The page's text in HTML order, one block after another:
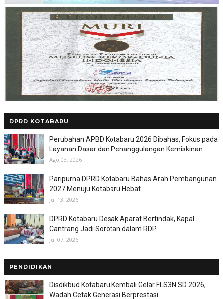
DPRD KOTABARU
Perubahan APBD Kotabaru 2026 Dibahas, Fokus pada
Layanan Dasar dan Penanggulangan Kemiskinan
Ago 03, 2026
Paripurna DPRD Kotabaru Bahas Arah Pembangunan
2027 Menuju Kotabaru Hebat
Jul 13, 2026
DPRD Kotabaru Desak Aparat Bertindak, Kapal
Cantrang Jadi Sorotan dalam RDP
Jul 07, 2026
PENDIDIKAN
Disdikbud Kotabaru Kembali Gelar FLS3N SD 2026,
Wadah Cetak Generasi Berprestasi